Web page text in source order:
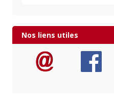
Nos liens utiles